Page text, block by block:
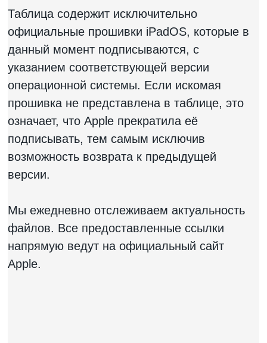
Таблица содержит исключительно
официальные прошивки iPadOS, которые в
данный момент подписываются, с
указанием соответствующей версии
операционной системы. Если искомая
прошивка не представлена в таблице, это
означает, что Apple прекратила её
подписывать, тем самым исключив
возможность возврата к предыдущей
версии.
Мы ежедневно отслеживаем актуальность
файлов. Все предоставленные ссылки
напрямую ведут на официальный сайт
Apple.